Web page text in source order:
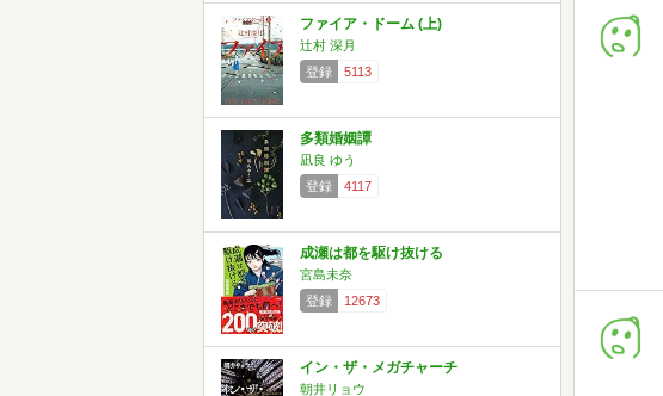
ファイア・ドーム (上)
辻村 深月
登録
5113
多類婚姻譚
凪良 ゆう
登録
4117
成瀬は都を駆け抜ける
宮島未奈
登録
12673
イン・ザ・メガチャーチ
朝井リョウ